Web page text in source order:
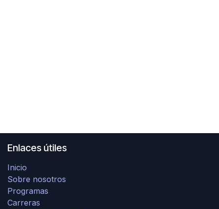
Enlaces útiles
Inicio
Sobre nosotros
Programas
Carreras